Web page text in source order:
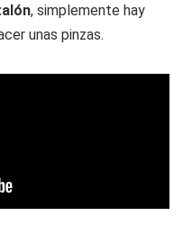
, simplemente hay
unas pinzas.